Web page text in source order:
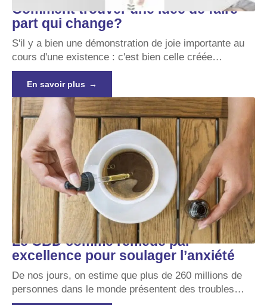
Comment trouver une idée de faire
part qui change?
S'il y a bien une démonstration de joie importante au
cours d'une existence : c'est bien celle créée…
En savoir plus
Le CBD comme remède par
excellence pour soulager l’anxiété
De nos jours, on estime que plus de 260 millions de
personnes dans le monde présentent des troubles…